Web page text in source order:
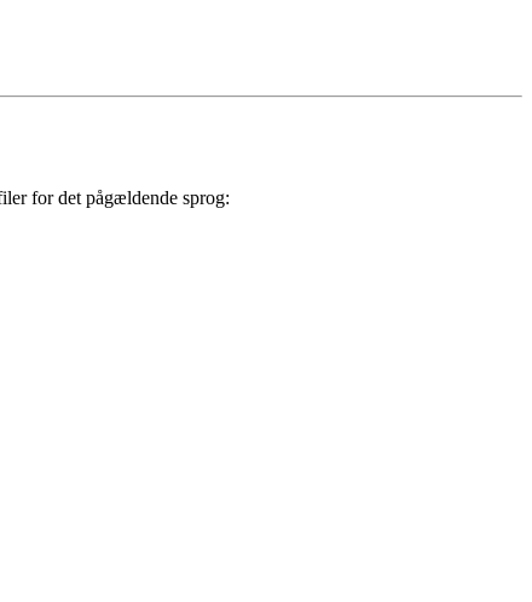
for det pågældende sprog: